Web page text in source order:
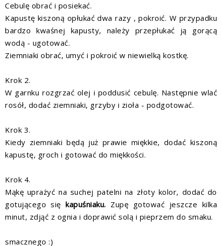
Cebulę obrać i posiekać.
Kapustę kiszoną opłukać dwa razy , pokroić. W przypadku
bardzo kwaśnej kapusty, należy przepłukać ją gorącą
wodą - ugotować.
Ziemniaki obrać, umyć i pokroić w niewielką kostkę.
Krok 2.
W garnku rozgrzać olej i poddusić cebulę. Następnie wlać
rosół, dodać ziemniaki, grzyby i zioła - podgotować.
Krok 3.
Kiedy ziemniaki będą już prawie miękkie, dodać kiszoną
kapustę, groch i gotować do miękkości.
Krok 4.
Mąkę uprażyć na suchej patelni na złoty kolor, dodać do
gotującego siękapuśniaku. Zupę gotować jeszcze kilka
minut, zdjąć z ognia i doprawić solą i pieprzem do smaku.
smacznego :)